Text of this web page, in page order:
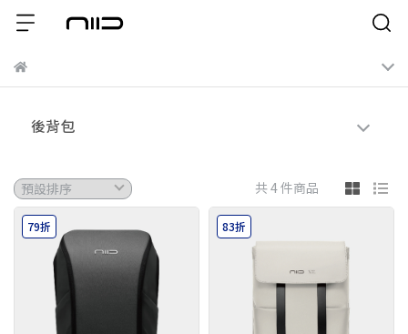
後背包
共 4 件商品
79折 83折